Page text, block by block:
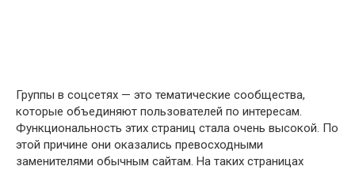
Группы в соцсетях — это тематические сообщества,
которые объединяют пользователей по интересам.
Функциональность этих страниц стала очень высокой. По
этой причине они оказались превосходными
заменителями обычным сайтам. На таких страницах